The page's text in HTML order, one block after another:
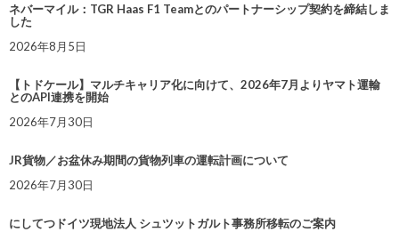
ネバーマイル：TGR Haas F1 Teamとのパートナーシップ契約を締結しま
した
2026年8月5日
【トドケール】マルチキャリア化に向けて、2026年7月よりヤマト運輸
とのAPI連携を開始
2026年7月30日
JR貨物／お盆休み期間の貨物列車の運転計画について
2026年7月30日
にしてつドイツ現地法人 シュツットガルト事務所移転のご案内